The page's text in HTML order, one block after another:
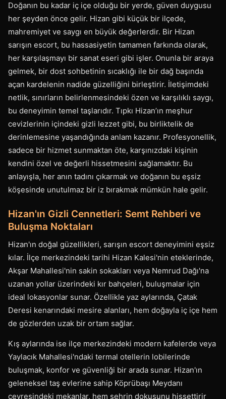
Doğanın bu kadar iç içe olduğu bir yerde, güven duygusu
her şeyden önce gelir. Hizan gibi küçük bir ilçede,
mahremiyet ve saygı en büyük değerlerdir. Bir Hizan
sarışın escort, bu hassasiyetin tamamen farkında olarak,
her karşılaşmayı bir sanat eseri gibi işler. Onunla bir araya
gelmek, bir dost sohbetinin sıcaklığı ile bir dağ başında
açan kardelenin nadide güzelliğini birleştirir. İletişimdeki
netlik, sınırların belirlenmesindeki özen ve karşılıklı saygı,
bu deneyimin temel taşlarıdır. Tıpkı Hizan’ın meşhur
cevizlerinin içindeki gizli lezzet gibi, bu birliktelik de
derinlemesine yaşandığında anlam kazanır. Profesyonellik,
sadece bir hizmet sunmaktan öte, karşınızdaki kişinin
kendini özel ve değerli hissetmesini sağlamaktır. Bu
anlayışla, her anın tadını çıkarmak ve doğanın bu eşsiz
köşesinde unutulmaz bir iz bırakmak mümkün hale gelir.
Hizan'ın Gizli Cennetleri: Semt Rehberi ve
Buluşma Noktaları
Hizan'ın doğal güzellikleri, sarışın escort deneyimini eşsiz
kılar. İlçe merkezindeki tarihi Hizan Kalesi'nin eteklerinde,
Akşar Mahallesi'nin sakin sokakları veya Nemrud Dağı'na
uzanan yollar üzerindeki kır bahçeleri, buluşmalar için
ideal lokasyonlar sunar. Özellikle yaz aylarında, Çatak
Deresi kenarındaki mesire alanları, hem doğayla iç içe hem
de gözlerden uzak bir ortam sağlar.
Kış aylarında ise ilçe merkezindeki modern kafelerde veya
Yaylacık Mahallesi'ndaki termal otellerin lobilerinde
buluşmak, konfor ve güvenliği bir arada sunar. Hizan'ın
geleneksel taş evlerine sahip Köprübaşı Meydanı
çevresindeki mekanlar, hem şehrin dokusunu hissettirir